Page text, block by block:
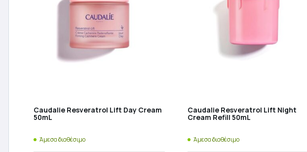
Caudalie Resveratrol Lift Day Cream
50mL
Άμεσα διαθέσιμο
Caudalie Resveratrol Lift Night
Cream Refill 50mL
Άμεσα διαθέσιμο